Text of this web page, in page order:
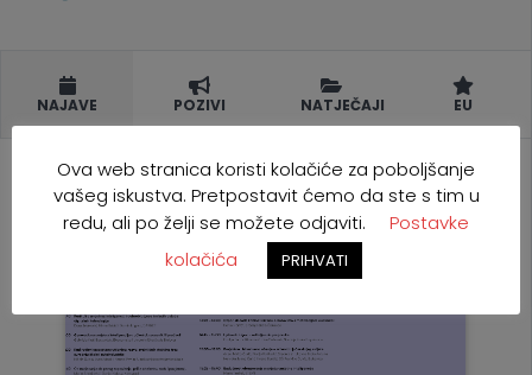
NAJAVE POZIVI NATJEČAJI EU
Ova web stranica koristi kolačiće za poboljšanje
vašeg iskustva. Pretpostavit ćemo da ste s tim u
redu, ali po želji se možete odjaviti.
Postavke
kolačića
PRIHVATI